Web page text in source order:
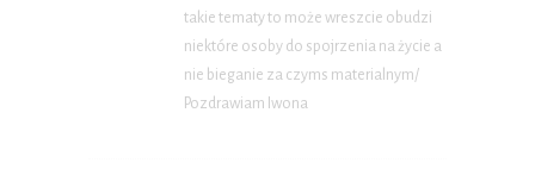
takie tematy to może wreszcie obudzi
niektóre osoby do spojrzenia na życie a
nie bieganie za czyms materialnym/
Pozdrawiam Iwona